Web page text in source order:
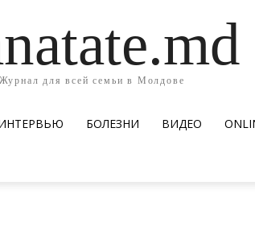
Журнал для всей семьи в Молдове
БОЛЕЗНИ ВИДЕО